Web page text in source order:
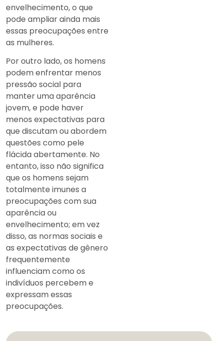
envelhecimento, o que
pode ampliar ainda mais
essas preocupações entre
as mulheres.
Por outro lado, os homens
podem enfrentar menos
pressão social para
manter uma aparência
jovem, e pode haver
menos expectativas para
que discutam ou abordem
questões como pele
flácida abertamente. No
entanto, isso não significa
que os homens sejam
totalmente imunes a
preocupações com sua
aparência ou
envelhecimento; em vez
disso, as normas sociais e
as expectativas de gênero
frequentemente
influenciam como os
indivíduos percebem e
expressam essas
preocupações.